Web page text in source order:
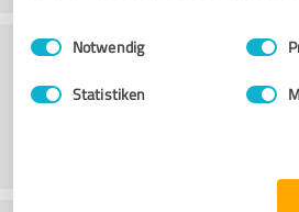
Impressum
Einwilligungsauswahl
Notwendig
Statistiken